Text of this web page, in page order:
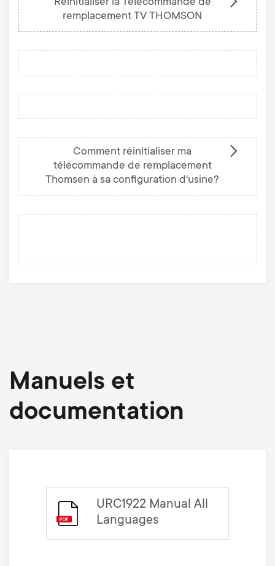
Réinitialiser la Télécommande de
remplacement TV THOMSON
Comment réinitialiser ma
télécommande de remplacement
Thomsen à sa configuration d'usine?
Manuels et
documentation
URC1922 Manual All
Languages